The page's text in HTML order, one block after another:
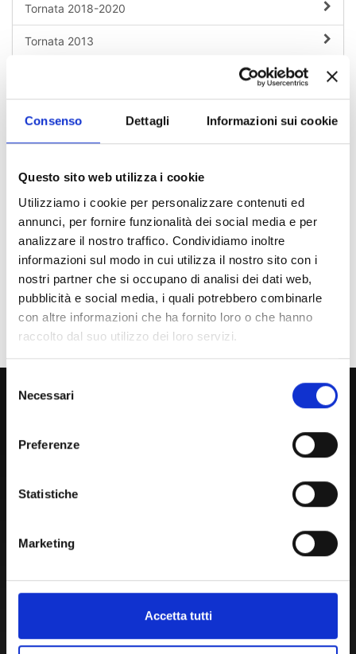
Consenso Dettagli Informazioni sui cookie
Questo sito web utilizza i cookie
Utilizziamo i cookie per personalizzare contenuti ed
annunci, per fornire funzionalità dei social media e per
analizzare il nostro traffico. Condividiamo inoltre
informazioni sul modo in cui utilizza il nostro sito con i
nostri partner che si occupano di analisi dei dati web,
pubblicità e social media, i quali potrebbero combinarle
con altre informazioni che ha fornito loro o che hanno
raccolto dal suo utilizzo dei loro servizi.
delNecessari
Preferenze
Statistiche
Marketing
Accetta tutti
Tornata 2018-2020
Tornata 2013
Chi sei? Naviga il sito per profilo
Studente Iscritto
Studente Internazionale
Laureato
Personale
Ente o Impresa
Amministrazione Trasparente
Normativa di Ateneo
Autovalutazione, valutazione e accr.
Nucleo di Valutazione